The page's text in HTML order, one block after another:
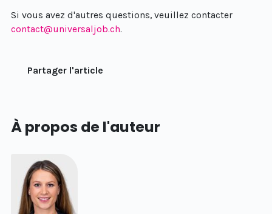
Si vous avez d'autres questions, veuillez contacter
contact@universaljob.ch.
Partager l'article
À propos de l'auteur